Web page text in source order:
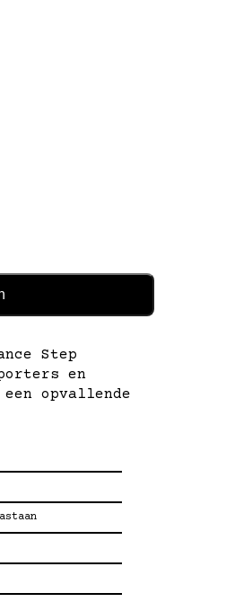
Step
en
opvallende